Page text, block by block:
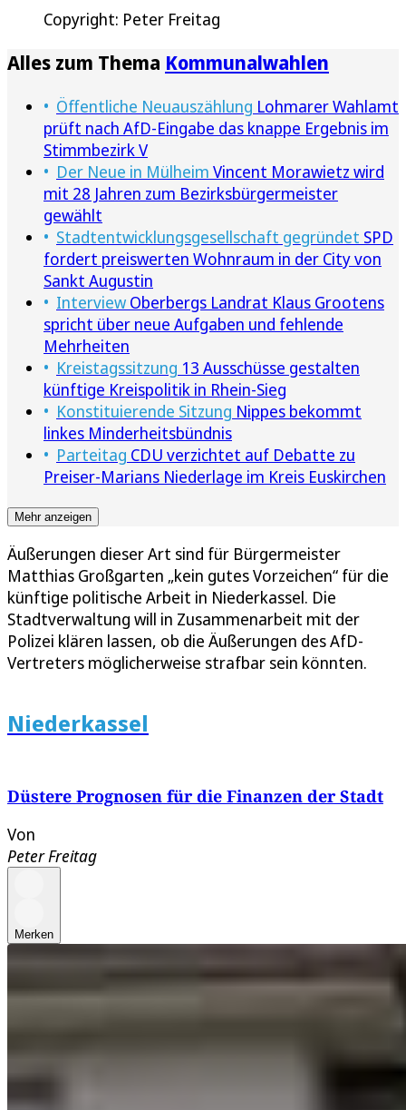
Copyright: Peter Freitag
Alles zum Thema Kommunalwahlen
Öffentliche Neuauszählung Lohmarer Wahlamt
prüft nach AfD-Eingabe das knappe Ergebnis im
Stimmbezirk V
Der Neue in Mülheim Vincent Morawietz wird
mit 28 Jahren zum Bezirksbürgermeister
gewählt
Stadtentwicklungsgesellschaft gegründet SPD
fordert preiswerten Wohnraum in der City von
Sankt Augustin
Interview Oberbergs Landrat Klaus Grootens
spricht über neue Aufgaben und fehlende
Mehrheiten
Kreistagssitzung 13 Ausschüsse gestalten
künftige Kreispolitik in Rhein-Sieg
Konstituierende Sitzung Nippes bekommt
linkes Minderheitsbündnis
Parteitag CDU verzichtet auf Debatte zu
Preiser-Marians Niederlage im Kreis Euskirchen
Mehr anzeigen
Äußerungen dieser Art sind für Bürgermeister
Matthias Großgarten „kein gutes Vorzeichen“ für die
künftige politische Arbeit in Niederkassel. Die
Stadtverwaltung will in Zusammenarbeit mit der
Polizei klären lassen, ob die Äußerungen des AfD-
Vertreters möglicherweise strafbar sein könnten.
Niederkassel
Düstere Prognosen für die Finanzen der Stadt
Von
Peter Freitag
Merken